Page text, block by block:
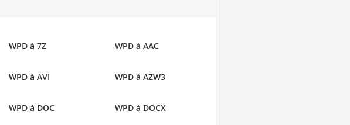
WPD à 7Z WPD à AAC
WPD à AVI WPD à AZW3
WPD à DOC WPD à DOCX